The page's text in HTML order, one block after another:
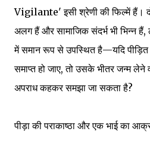
Vigilante' इसी श्रेणी की फिल्में हैं।
अलग हैं और सामाजिक संदर्भ भी भिन्न
में समान रूप से उपस्थित है—यदि पीड़ित
समाप्त हो जाए, तो उसके भीतर जन्म लेने
अपराध कहकर समझा जा सकता है?
पीड़ा की पराकाष्ठा और एक भाई का